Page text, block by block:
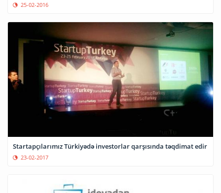
25-02-2016
Startapçılarımız Türkiyədə investorlar qarşısında təqdimat edir
23-02-2017